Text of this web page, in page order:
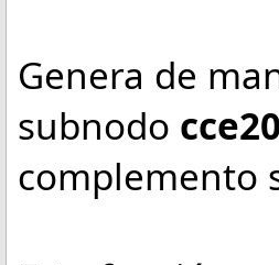
Genera de
subnodo
complemento